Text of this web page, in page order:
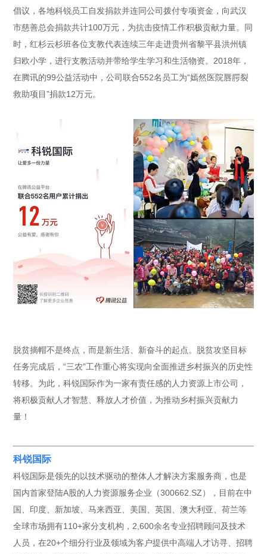
倡议，各地科锐员工自发捐款并连同公司拨付专项资金，向武汉
市慈善总会捐款共计100万元，为抗击疫情工作积极贡献力量。同
时，红杉云杉班各位支教代表连续三年走进贵州省黎平县洪州镇
归欧小学，进行支教活动并带给学生学习和生活物资。2018年，
在腾讯的99公益活动中，公司联合552名员工为“嫣然医院唇腭裂
救助项目”捐款12万元。
脱贫摘帽不是终点，而是新生活、新奋斗的起点。脱贫攻坚目标
任务完成后，“三农”工作重心将实现向全面推进乡村振兴的历史性
转移。为此，科锐国际作为一家有责任感的人力资源上市公司，
将积极贡献人才智慧、释放人才价值，为推动乡村振兴贡献力
量！
科锐国际
科锐国际是领先的以技术驱动的整体人才解决方案服务商，也是
国内首家登陆A股的人力资源服务企业（300662.SZ），目前在中
国、印度、新加坡、马来西亚、美国、英国、澳大利亚、荷兰等
全球市场拥有110+家分支机构，2,600余名专业招聘顾问及技术
人员，在20+个细分行业及领域为客户提供中高端人才访寻、招聘